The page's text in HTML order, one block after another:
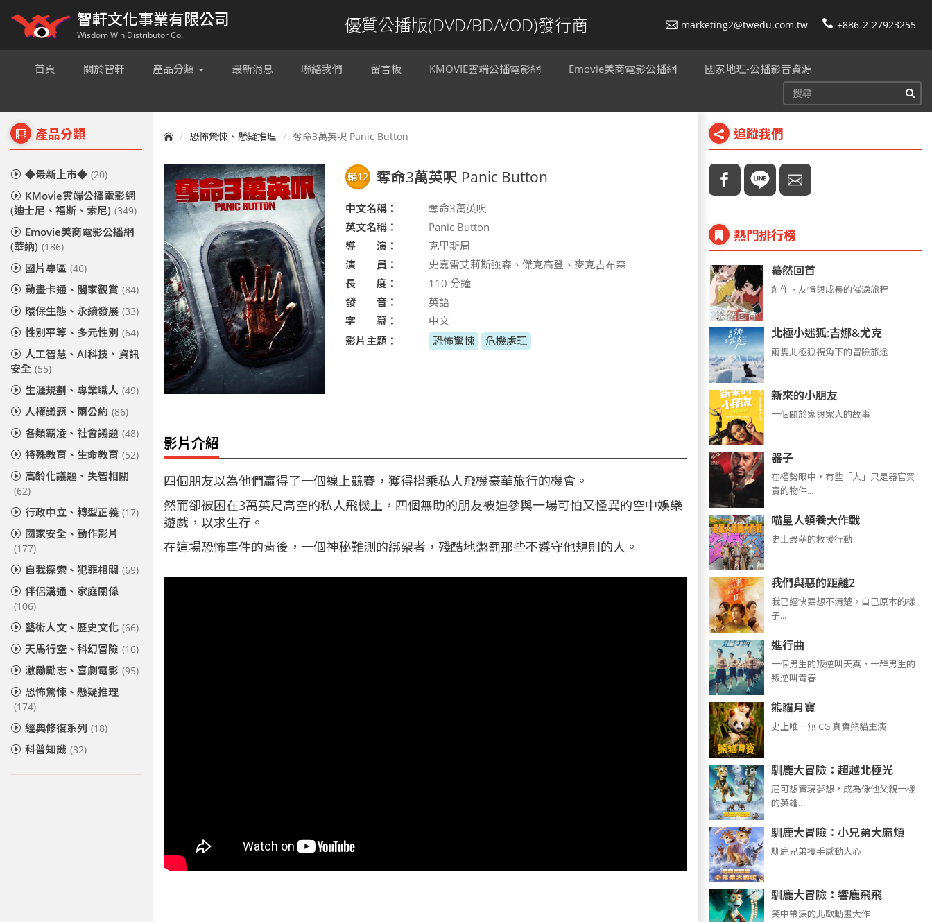
智軒文化事業有限公司
Wisdom Win Distributor Co. 優質公播版(DVD/BD/VOD)發行商 marketing2@twedu.com.tw +886-2-27923255
首頁 關於智軒 產品分類 最新消息 聯絡我們 留言板 KMOVIE雲端公播電影網 Emovie美商電影公播網 國家地理-公播影音資源
產品分類
◆最新上市◆ (20)
KMovie雲端公播電影網
(迪士尼、福斯、索尼) (349)
Emovie美商電影公播網
(華納) (186)
國片專區 (46)
動畫卡通、闔家觀賞 (84)
環保生態、永續發展 (33)
性別平等、多元性別 (64)
人工智慧、AI科技、資訊
安全 (55)
生涯規劃、專業職人 (49)
人權議題、兩公約 (86)
各類霸凌、社會議題 (48)
特殊教育、生命教育 (52)
高齡化議題、失智相關
(62)
行政中立、轉型正義 (17)
國家安全、動作影片
(177)
自我探索、犯罪相關 (69)
伴侶溝通、家庭關係
(106)
藝術人文、歷史文化 (66)
天馬行空、科幻冒險 (16)
激勵勵志、喜劇電影 (95)
恐怖驚悚、懸疑推理
(174)
經典修復系列 (18)
科普知識 (32)
恐怖驚悚、懸疑推理 奪命3萬英呎 Panic Button
輔12 奪命3萬英呎 Panic Button
中文名稱：
奪命3萬英呎
英文名稱：
Panic Button
導 演：
克里斯周
演 員：
史嘉雷艾莉斯強森、傑克高登、麥克吉布森
長 度：
110 分鐘
發 音：
英語
字 幕：
中文
影片主題：
恐怖驚悚 危機處理
影片介紹
四個朋友以為他們贏得了一個線上競賽，獲得搭乘私人飛機豪華旅行的機會。
然而卻被困在3萬英尺高空的私人飛機上，四個無助的朋友被迫參與一場可怕又怪異的空中娛樂
遊戲，以求生存。
在這場恐怖事件的背後，一個神秘難測的綁架者，殘酷地懲罰那些不遵守他規則的人。
追蹤我們
熱門排行榜
驀然回首
創作、友情與成長的催淚旅程
北極小迷狐:吉娜&尤克
兩隻北極狐視角下的冒險旅途
新來的小朋友
一個關於家與家人的故事
器子
在權勢眼中，有些「人」只是器官買
賣的物件...
喵星人領養大作戰
史上最萌的救援行動
我們與惡的距離2
我已經快要想不清楚，自己原本的樣
子...
進行曲
​​​一個男生的叛逆叫天真，一群男生的
叛逆叫青春
熊貓月寶
史上唯一無 CG 真實熊貓主演
馴鹿大冒險：超越北極光
尼可想實現夢想，成為像他父親一樣
的英雄…
馴鹿大冒險：小兄弟大麻煩
馴鹿兄弟攜手感動人心
馴鹿大冒險：響鹿飛飛
笑中帶淚的北歐動畫大作